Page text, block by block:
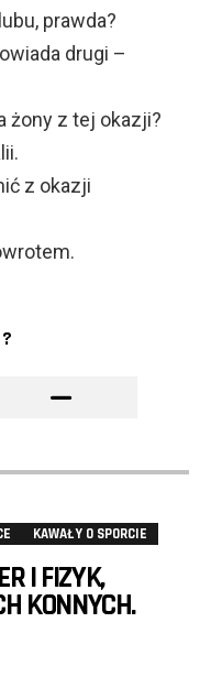
prawda?
drugi –
żony z tej okazji?
z okazji
KAWAŁY O SPORCIE
I FIZYK,
KONNYCH.